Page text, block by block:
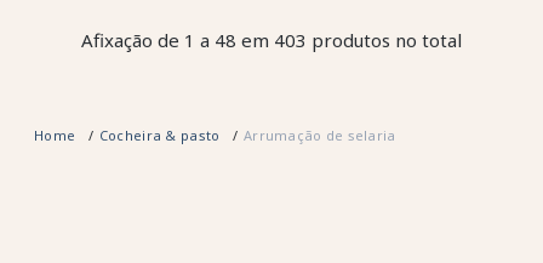
Afixação de 1 a 48 em 403 produtos no total
Home Cocheira & pasto Arrumação de selaria